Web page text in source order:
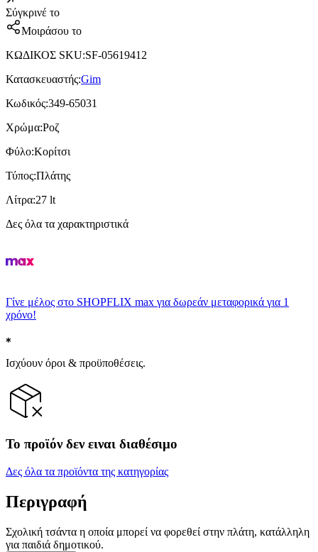
Σύγκρινέ το
Μοιράσου το
ΚΩΔΙΚΟΣ SKU:SF-05619412
Κατασκευαστής:Gim
Κωδικός:349-65031
Χρώμα:Ροζ
Φύλο:Κορίτσι
Τύπος:Πλάτης
Λίτρα:27 lt
Δες όλα τα χαρακτηριστικά
Γίνε μέλος στο SHOPFLIX max για δωρεάν μεταφορικά για 1
χρόνο!
Ισχύουν όροι & προϋποθέσεις.
Το προϊόν δεν ειναι διαθέσιμο
Δες όλα τα προϊόντα της κατηγορίας
Περιγραφή
Σχολική τσάντα η οποία μπορεί να φορεθεί στην πλάτη, κατάλληλη
για παιδιά δημοτικού.